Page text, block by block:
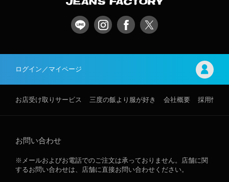
ログイン／マイページ
お店受け取りサービス 三度の飯より服が好き 会社概要 採用情報
お問い合わせ
※メールおよびお電話でのご注文は承っておりません。店舗に関
するお問い合わせは、店舗に直接お問い合わせください。